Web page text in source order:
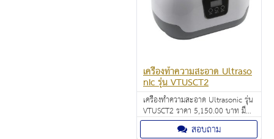
เครื่องทำความสะอาด Ultraso
nic รุ่น VTUSCT2
เครื่องทำความสะอาด Ultrasonic รุ่น
VTUSCT2 ราคา 5,150.00 บาท มี
ขนาดเล็ก เหมาะสำหรับ HOME
สอบถาม